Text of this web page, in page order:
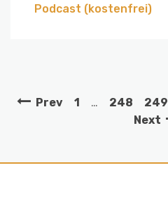
Podcast (kostenfrei)
Prev 1 … 248 249
Next